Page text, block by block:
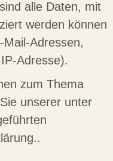
alle Daten, mit
werden können
Adressen,
Adresse).
zum Thema
unserer unter